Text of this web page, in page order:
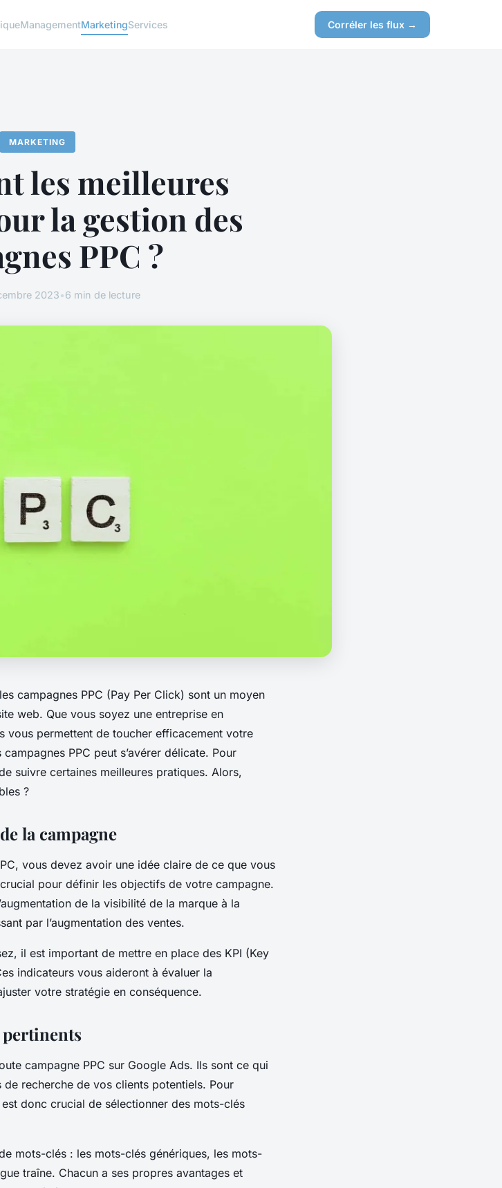
ManagementMarketingServices Corréler les flux →
MARKETING
les meilleures
la gestion des
PPC ?
2023•6 min de lecture
campagnes PPC (Pay Per Click) sont un moyen
web. Que vous soyez une entreprise en
vous permettent de toucher efficacement votre
PPC peut s’avérer délicate. Pour
suivre certaines meilleures pratiques. Alors,
?
la campagne
vous devez avoir une idée claire de ce que vous
pour définir les objectifs de votre campagne.
de la visibilité de la marque à la
par l’augmentation des ventes.
il est important de mettre en place des KPI (Key
indicateurs vous aideront à évaluer la
votre stratégie en conséquence.
pertinents
campagne PPC sur Google Ads. Ils sont ce qui
recherche de vos clients potentiels. Pour
donc crucial de sélectionner des mots-clés
mots-clés : les mots-clés génériques, les mots-
traîne. Chacun a ses propres avantages et